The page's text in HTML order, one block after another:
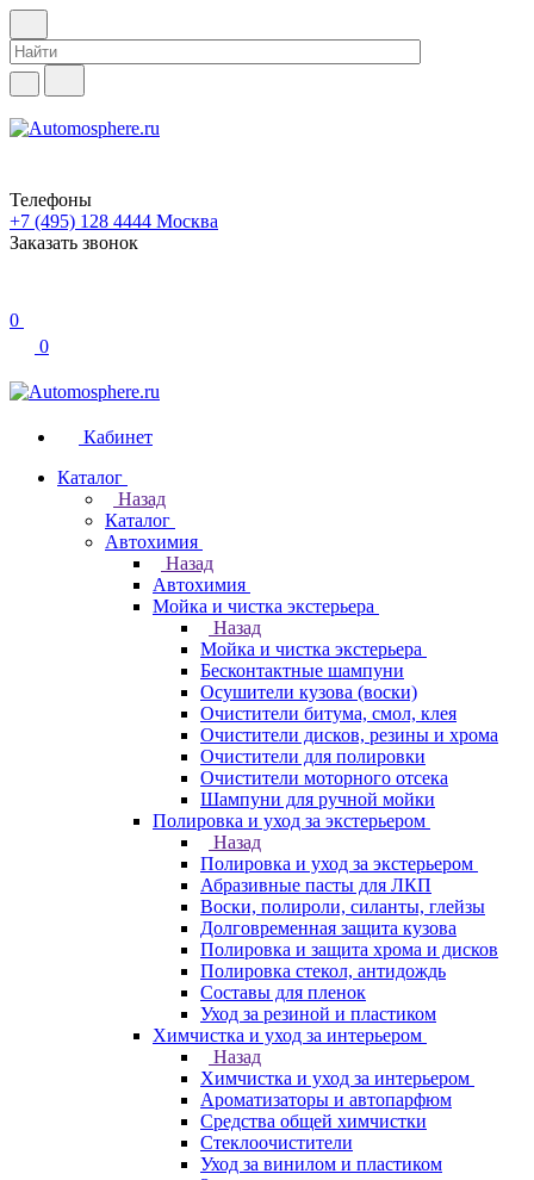
Телефоны
+7 (495) 128 4444 Москва
Заказать звонок
0
0
Кабинет
Каталог
Назад
Каталог
Автохимия
Назад
Автохимия
Мойка и чистка экстерьера
Назад
Мойка и чистка экстерьера
Бесконтактные шампуни
Осушители кузова (воски)
Очистители битума, смол, клея
Очистители дисков, резины и хрома
Очистители для полировки
Очистители моторного отсека
Шампуни для ручной мойки
Полировка и уход за экстерьером
Назад
Полировка и уход за экстерьером
Абразивные пасты для ЛКП
Воски, полироли, силанты, глейзы
Долговременная защита кузова
Полировка и защита хрома и дисков
Полировка стекол, антидождь
Составы для пленок
Уход за резиной и пластиком
Химчистка и уход за интерьером
Назад
Химчистка и уход за интерьером
Ароматизаторы и автопарфюм
Средства общей химчистки
Стеклоочистители
Уход за винилом и пластиком